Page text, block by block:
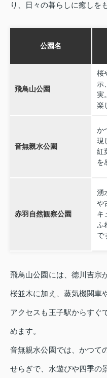
り、日々の暮らしに癒しを
公園名
飛鳥山公園
桜
示
実
楽
音無親水公園
か
現
紅
を
赤羽自然観察公園
湧
や
キ
ふ
で
飛鳥山公園には、徳川吉宗
桜並木に加え、蒸気機関車
アクセスも王子駅からすぐ
めます。
音無親水公園では、かつて
せらぎで、水遊びや四季の